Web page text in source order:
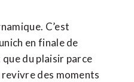
C’est
en finale de
que du plaisir parce
revivre des moments